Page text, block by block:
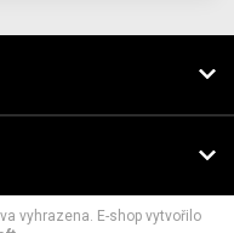
vyhrazena. E-shop vytvořilo